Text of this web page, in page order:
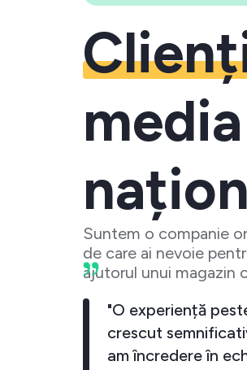
Suntem o companie
de care ai nevoie
ajutorul unui magazin
ul meu a crescut
cand investesc
"O
crescut
am